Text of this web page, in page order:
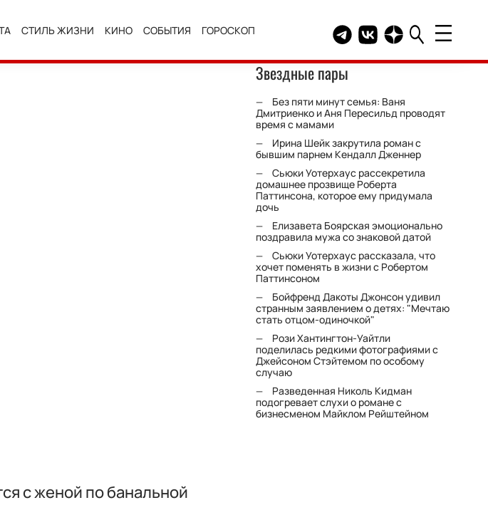
СТИЛЬ ЖИЗНИ КИНО СОБЫТИЯ ГОРОСКОП Telegram канал HELLO
Группа HELLO
Канал HELLO в
с женой по банальной
Звездные пары
Без пяти минут семья: Ваня
Дмитриенко и Аня Пересильд проводят
время с мамами
Ирина Шейк закрутила роман с
бывшим парнем Кендалл Дженнер
Сьюки Уотерхаус рассекретила
домашнее прозвище Роберта
Паттинсона, которое ему придумала
дочь
Елизавета Боярская эмоционально
поздравила мужа со знаковой датой
Сьюки Уотерхаус рассказала, что
хочет поменять в жизни с Робертом
Паттинсоном
Бойфренд Дакоты Джонсон удивил
странным заявлением о детях: "Мечтаю
стать отцом-одиночкой"
Рози Хантингтон-Уайтли
поделилась редкими фотографиями с
Джейсоном Стэйтемом по особому
случаю
Разведенная Николь Кидман
подогревает слухи о романе с
бизнесменом Майклом Рейштейном